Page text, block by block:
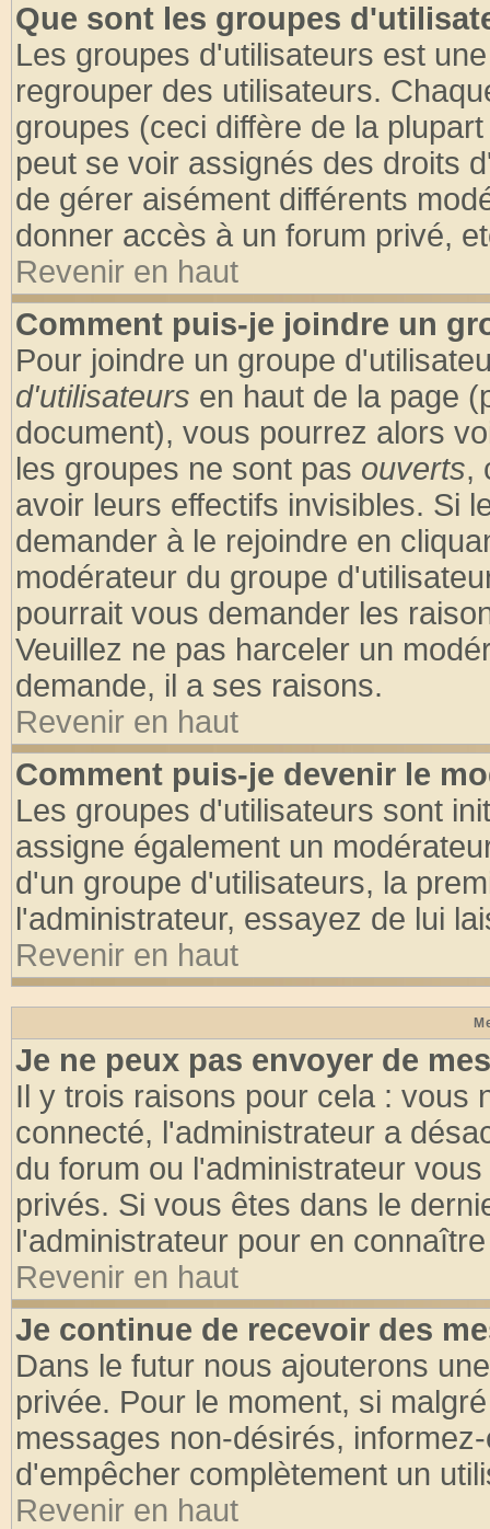
Que sont les groupes
Les groupes d'utilisateurs est
regrouper des utilisateurs.
groupes (ceci diffère de la
peut se voir assignés des droits
de gérer aisément différents
donner accès à un forum privé,
Revenir en haut
Comment puis-je joindre un
Pour joindre un groupe
d'utilisateurs en haut de la page
document), vous pourrez alors
les groupes ne sont pas ouverts,
avoir leurs effectifs invisibles. Si
demander à le rejoindre en
modérateur du groupe
pourrait vous demander les
Veuillez ne pas harceler un
demande, il a ses raisons.
Revenir en haut
Comment puis-je devenir le
Les groupes d'utilisateurs sont
assigne également un
d'un groupe d'utilisateurs, la
l'administrateur, essayez de lui
Revenir en haut
Je ne peux pas envoyer de
Il y trois raisons pour cela : vous
connecté, l'administrateur a
du forum ou l'administrateur
privés. Si vous êtes dans le
l'administrateur pour en
Revenir en haut
Je continue de recevoir des
Dans le futur nous ajouterons
privée. Pour le moment, si
messages non-désirés,
d'empêcher complètement un
Revenir en haut